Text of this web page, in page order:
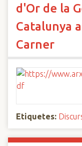
d'Or de la
Catalunya
Carner
Etiquetes: